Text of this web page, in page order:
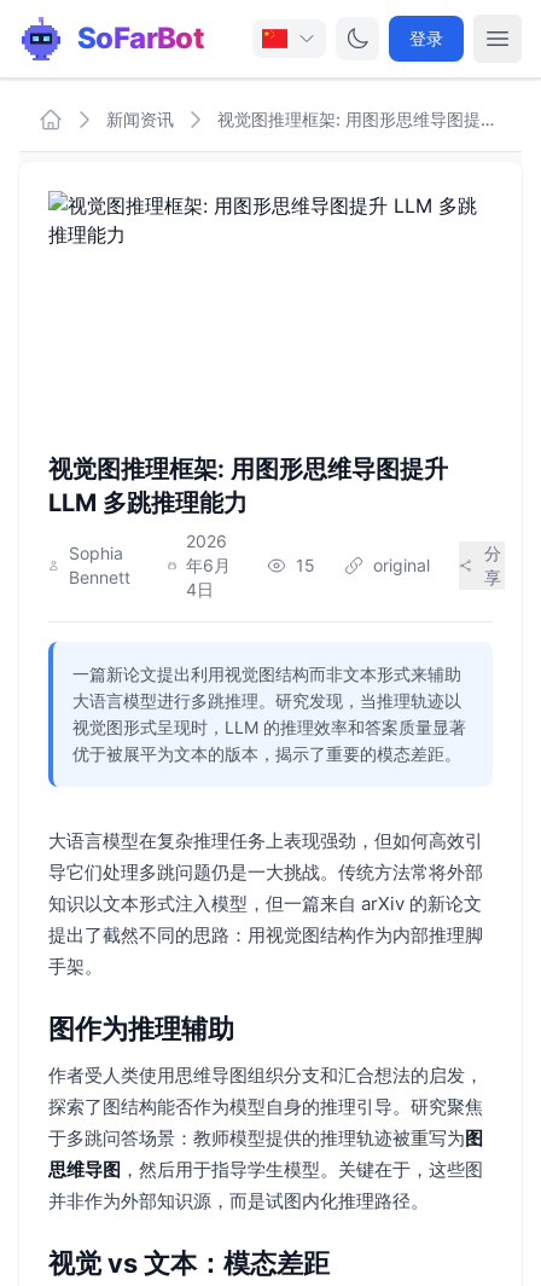
SoFarBot 登录
新闻资讯 视觉图推理框架: 用图形思维导图提升 LLM 多跳推理能力
视觉图推理框架: 用图形思维导图提升
LLM 多跳推理能力
Sophia
Bennett
2026
年6月
4日
15 original
分
享
一篇新论文提出利用视觉图结构而非文本形式来辅助
大语言模型进行多跳推理。研究发现，当推理轨迹以
视觉图形式呈现时，LLM 的推理效率和答案质量显著
优于被展平为文本的版本，揭示了重要的模态差距。
大语言模型在复杂推理任务上表现强劲，但如何高效引
导它们处理多跳问题仍是一大挑战。传统方法常将外部
知识以文本形式注入模型，但一篇来自 arXiv 的新论文
提出了截然不同的思路：用视觉图结构作为内部推理脚
手架。
图作为推理辅助
作者受人类使用思维导图组织分支和汇合想法的启发，
探索了图结构能否作为模型自身的推理引导。研究聚焦
于多跳问答场景：教师模型提供的推理轨迹被重写为图
思维导图 ，然后用于指导学生模型。关键在于，这些图
并非作为外部知识源，而是试图内化推理路径。
视觉 vs 文本：模态差距